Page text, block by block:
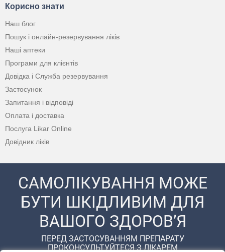
Корисно знати
Наш блог
Пошук і онлайн-резервування ліків
Наші аптеки
Програми для клієнтів
Довідка і Служба резервування
Застосунок
Запитання і відповіді
Оплата і доставка
Послуга Likar Online
Довідник ліків
САМОЛІКУВАННЯ МОЖЕ
БУТИ ШКІДЛИВИМ ДЛЯ
ВАШОГО ЗДОРОВ’Я
ПЕРЕД ЗАСТОСУВАННЯМ ПРЕПАРАТУ
ПРОКОНСУЛЬТУЙТЕСЯ З ЛІКАРЕМ